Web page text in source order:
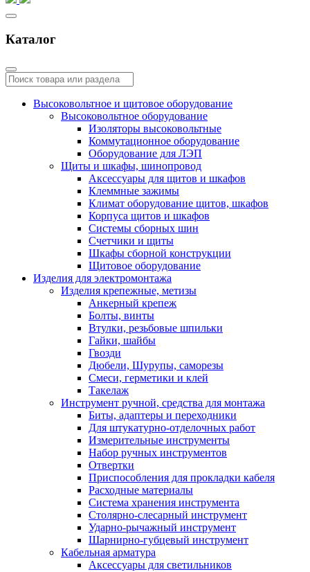
Каталог
Высоковольтное и щитовое оборудование
Высоковольтное оборудование
Изоляторы высоковольтные
Коммутационное оборудование
Оборудование для ЛЭП
Щиты и шкафы, шинопровод
Аксессуары для щитов и шкафов
Клеммные зажимы
Климат оборудование щитов, шкафов
Корпуса щитов и шкафов
Системы сборных шин
Счетчики и щиты
Шкафы сборной конструкции
Щитовое оборудование
Изделия для электромонтажа
Изделия крепежные, метизы
Анкерный крепеж
Болты, винты
Втулки, резьбовые шпильки
Гайки, шайбы
Гвозди
Дюбели, Шурупы, саморезы
Смеси, герметики и клей
Такелаж
Инструмент ручной, средства для монтажа
Биты, адаптеры и переходники
Для штукатурно-отделочных работ
Измерительные инструменты
Набор ручных инструментов
Отвертки
Приспособления для прокладки кабеля
Расходные материалы
Система хранения инструмента
Столярно-слесарный инструмент
Ударно-рычажный инструмент
Шарнирно-губцевый инструмент
Кабельная арматура
Аксессуары для светильников